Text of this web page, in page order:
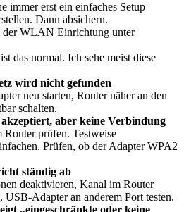
immer erst ein einfaches Setup
Dann absichern.
der WLAN Einrichtung unter
das normal. Ich sehe meist diese
wird nicht gefunden
neu starten, Router näher an den
schalten.
aber keine Verbindung
Router prüfen. Testweise
Prüfen, ob der Adapter WPA2
ständig ab
deaktivieren, Kanal im Router
USB-Adapter an anderem Port testen.
„eingeschränkte oder keine